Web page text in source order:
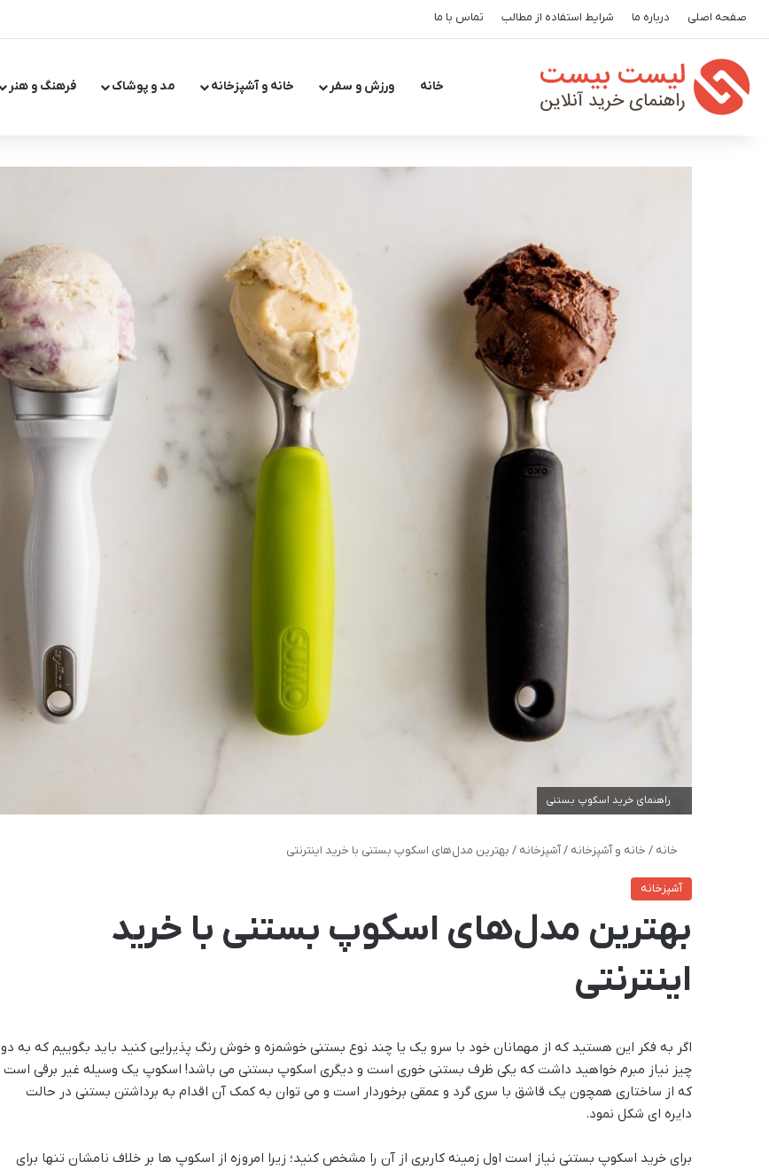
صفحه اصلی درباره ما شرایط استفاده از مطالب تماس با ما
خانه ورزش و سفر خانه و آشپزخانه مد و پوشاک فرهنگ و هنر
راهنمای خرید اسکوپ بستنی
خانه / خانه و آشپزخانه /آشپزخانه / بهترین مدل‌های اسکوپ بستنی با خرید اینترنتی
آشپزخانه
بهترین مدل‌های اسکوپ بستنی با خرید
اینترنتی
اگر به فکر این هستید که از مهمانان خود با سرو یک یا چند نوع بستنی خوشمزه و خوش رنگ پذیرایی کنید باید بگوییم که به دو
چیز نیاز مبرم خواهید داشت که یکی ظرف بستنی خوری است و دیگری اسکوپ بستنی می باشد! اسکوپ یک وسیله غیر برقی است
که از ساختاری همچون یک قاشق با سری گرد و عمقی برخوردار است و می توان به کمک آن اقدام به برداشتن بستنی در حالت
دایره ای شکل نمود.
برای خرید اسکوپ بستنی نیاز است اول زمینه کاربری از آن را مشخص کنید؛ زیرا امروزه از اسکوپ ها بر خلاف نامشان تنها برای